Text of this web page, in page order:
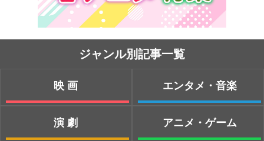
ジャンル別記事一覧
映画
演劇
エンタメ・音楽
アニメ・ゲーム